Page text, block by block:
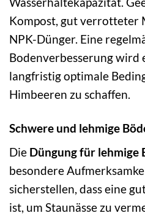
Kompost, gut verrotteter
NPK-Dünger. Eine
Bodenverbesserung wird
langfristig optimale
Himbeeren zu schaffen.
Schwere und lehmige
Die Düngung für lehmige
besondere
sicherstellen, dass eine
ist, um Staunässe zu